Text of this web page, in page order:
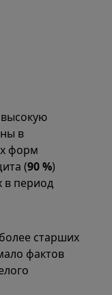
в
форм
(90 %)
в период
старших
фактов